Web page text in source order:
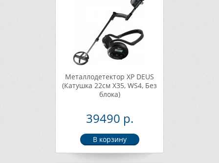
Металлодетектор XP DEUS
(Катушка 22см X35, WS4, Без
блока)
39490 р.